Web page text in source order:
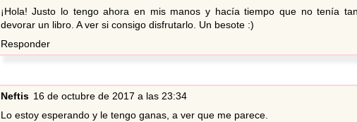
¡Hola! Justo lo tengo ahora en mis manos y hacía tiempo que no tenía
devorar un libro. A ver si consigo disfrutarlo. Un besote :)
Responder
Neftis 16 de octubre de 2017 a las 23:34
Lo estoy esperando y le tengo ganas, a ver que me parece.